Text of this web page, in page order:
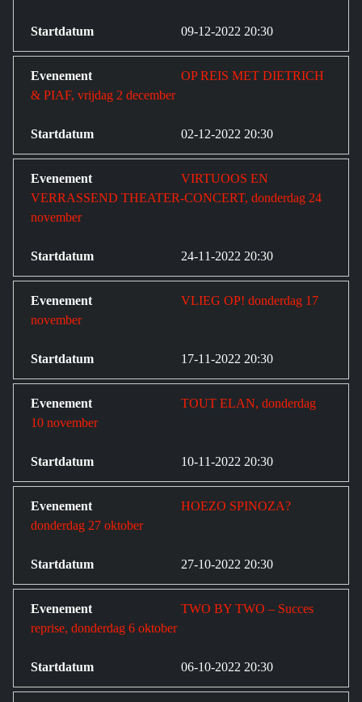
09-12-2022 20:30
OP REIS MET DIETRICH
& PIAF, vrijdag 2 december
02-12-2022 20:30
VIRTUOOS EN
VERRASSEND THEATER-CONCERT, donderdag 24
november
24-11-2022 20:30
VLIEG OP! donderdag 17
november
17-11-2022 20:30
TOUT ELAN, donderdag
10 november
10-11-2022 20:30
HOEZO SPINOZA?
donderdag 27 oktober
27-10-2022 20:30
TWO BY TWO – Succes
reprise, donderdag 6 oktober
06-10-2022 20:30